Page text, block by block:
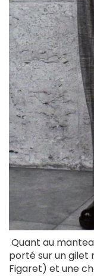
Quant au
porté sur un gilet
Figaret) et une